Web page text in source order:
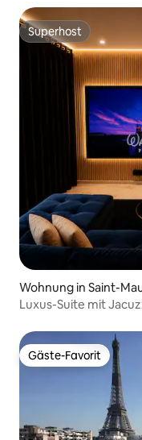
Superhost
Superhost
Wohnung in Saint-
Luxus-Suite mit
Gäste-Favorit
Gäste-Favorit